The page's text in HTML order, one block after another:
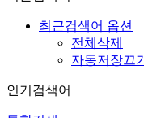
최근검색어 옵션
전체삭제
자동저장끄기
인기검색어